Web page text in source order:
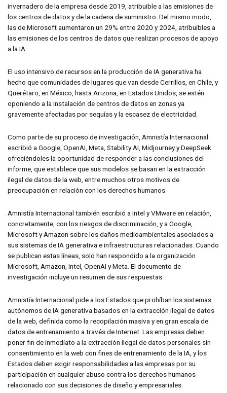
invernadero de la empresa desde 2019, atribuible a las emisiones de
los centros de datos y de la cadena de suministro. Del mismo modo,
las de Microsoft aumentaron un 29% entre 2020 y 2024, atribuibles a
las emisiones de los centros de datos que realizan procesos de apoyo
a la IA.
El uso intensivo de recursos en la producción de IA generativa ha
hecho que comunidades de lugares que van desde Cerrillos, en Chile, y
Querétaro, en México, hasta Arizona, en Estados Unidos, se estén
oponiendo a la instalación de centros de datos en zonas ya
gravemente afectadas por sequías y la escasez de electricidad.
Como parte de su proceso de investigación, Amnistía Internacional
escribió a Google, OpenAI, Meta, Stability AI, Midjourney y DeepSeek
ofreciéndoles la oportunidad de responder a las conclusiones del
informe, que establece que sus modelos se basan en la extracción
ilegal de datos de la web, entre muchos otros motivos de
preocupación en relación con los derechos humanos.
Amnistía Internacional también escribió a Intel y VMware en relación,
concretamente, con los riesgos de discriminación, y a Google,
Microsoft y Amazon sobre los daños medioambientales asociados a
sus sistemas de IA generativa e infraestructuras relacionadas. Cuando
se publican estas líneas, solo han respondido a la organización
Microsoft, Amazon, Intel, OpenAI y Meta. El documento de
investigación incluye un resumen de sus respuestas.
Amnistía Internacional pide a los Estados que prohíban los sistemas
autónomos de IA generativa basados en la extracción ilegal de datos
de la web, definida como la recopilación masiva y en gran escala de
datos de entrenamiento a través de Internet. Las empresas deben
poner fin de inmediato a la extracción ilegal de datos personales sin
consentimiento en la web con fines de entrenamiento de la IA, y los
Estados deben exigir responsabilidades a las empresas por su
participación en cualquier abuso contra los derechos humanos
relacionado con sus decisiones de diseño y empresariales.